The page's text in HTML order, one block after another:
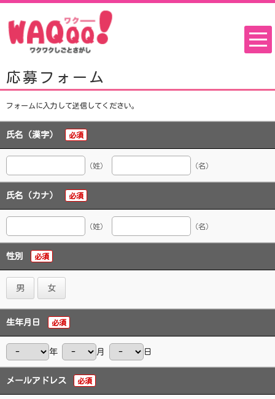
応募フォーム
フォームに入力して送信してください。
氏名（漢字） 必須
（姓） （名）
氏名（カナ） 必須
（姓） （名）
性別 必須
男 女
生年月日 必須
年 月 日
メールアドレス 必須